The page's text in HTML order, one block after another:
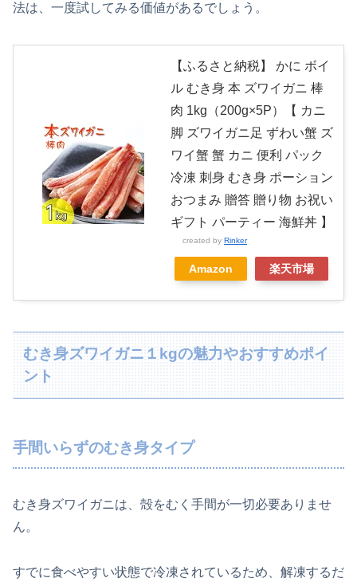
法は、一度試してみる価値があるでしょう。
【ふるさと納税】 かに ボイ
ル むき身 本 ズワイガニ 棒
肉 1kg（200g×5P）【 カニ
脚 ズワイガニ足 ずわい蟹 ズ
ワイ蟹 蟹 カニ 便利 パック
冷凍 刺身 むき身 ポーション
おつまみ 贈答 贈り物 お祝い
ギフト パーティー 海鮮丼 】
created by Rinker
Amazon 楽天市場
むき身ズワイガニ１kgの魅力やおすすめポイ
ント
手間いらずのむき身タイプ
むき身ズワイガニは、殻をむく手間が一切必要ありませ
ん。
すでに食べやすい状態で冷凍されているため、解凍するだ